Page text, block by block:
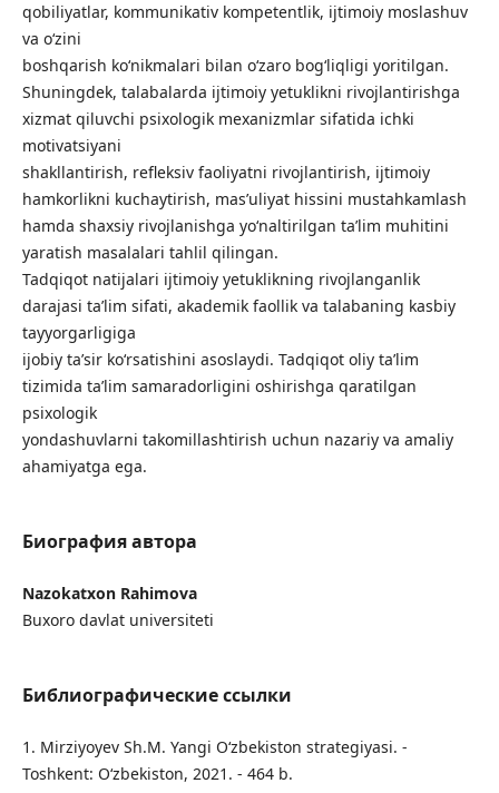
qobiliyatlar, kommunikativ kompetentlik, ijtimoiy moslashuv
va o‘zini
boshqarish ko‘nikmalari bilan o‘zaro bog‘liqligi yoritilgan.
Shuningdek, talabalarda ijtimoiy yetuklikni rivojlantirishga
xizmat qiluvchi psixologik mexanizmlar sifatida ichki
motivatsiyani
shakllantirish, refleksiv faoliyatni rivojlantirish, ijtimoiy
hamkorlikni kuchaytirish, mas’uliyat hissini mustahkamlash
hamda shaxsiy rivojlanishga yo‘naltirilgan ta’lim muhitini
yaratish masalalari tahlil qilingan.
Tadqiqot natijalari ijtimoiy yetuklikning rivojlanganlik
darajasi ta’lim sifati, akademik faollik va talabaning kasbiy
tayyorgarligiga
ijobiy ta’sir ko‘rsatishini asoslaydi. Tadqiqot oliy ta’lim
tizimida ta’lim samaradorligini oshirishga qaratilgan
psixologik
yondashuvlarni takomillashtirish uchun nazariy va amaliy
ahamiyatga ega.
Биография автора
Nazokatxon Rahimova
Buxoro davlat universiteti
Библиографические ссылки
1. Mirziyoyev Sh.M. Yangi Oʻzbekiston strategiyasi. -
Toshkent: Oʻzbekiston, 2021. - 464 b.